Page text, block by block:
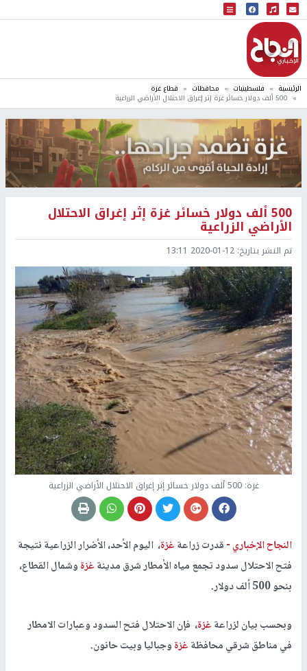
البث المباشر
إذاعة النجاح
الرئيسية فلسطينيات محافظات قطاع غزة
500 ألف دولار خسائر غزة إثر إغراق الاحتلال الأراضي الزراعية
500 ألف دولار خسائر غزة إثر إغراق الاحتلال
الأراضي الزراعية
تم النشر بتاريخ: 2020-01-12 13:11
غزة: 500 ألف دولار خسائر إثر إغراق الاحتلال الأراضي الزراعية
النجاح الإخباري -قدرت زراعةغزة، اليوم الأحد، الأضرار الزراعية نتيجة
فتح الاحتلال سدود تجمع مياه الأمطار شرق مدينةغزةوشمال القطاع،
بنحو 500 ألف دولار.
وبحسب بيان لزراعةغزة، فإن الاحتلال فتح السدود وعبارات الامطار
في مناطق شرقي محافظةغزةوجباليا وبيت حانون.